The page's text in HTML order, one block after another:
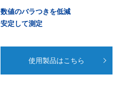
数値のバラつきを低減
安定して測定
使用製品はこちら